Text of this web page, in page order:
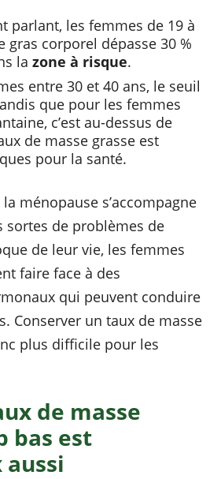
parlant, les femmes de 19 à
gras corporel dépasse 30 %
la zone à risque.
entre 30 et 40 ans, le seuil
que pour les femmes
c’est au-dessus de
de masse grasse est
pour la santé.
ménopause s’accompagne
sortes de problèmes de
de leur vie, les femmes
faire face à des
qui peuvent conduire
Conserver un taux de masse
plus difficile pour les
de masse
bas est